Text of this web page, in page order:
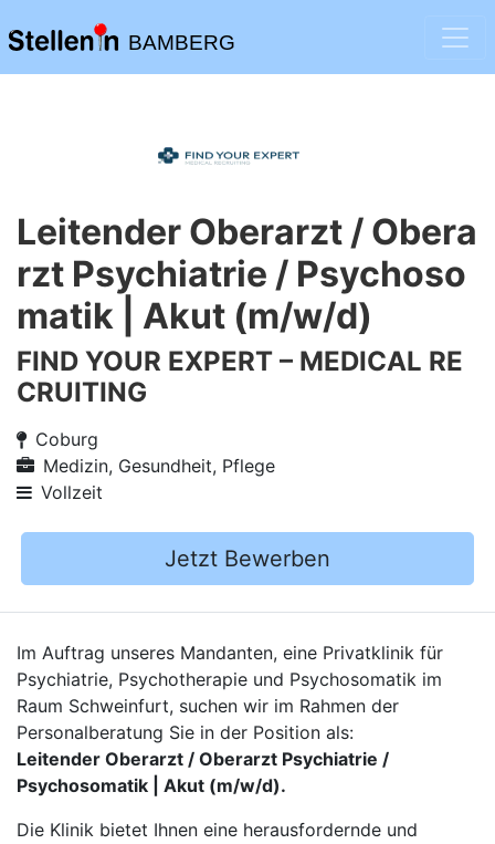
BAMBERG
Leitender Oberarzt / Obera
rzt Psychiatrie / Psychoso
matik | Akut (m/w/d)
FIND YOUR EXPERT – MEDICAL RE
CRUITING
Coburg
Medizin, Gesundheit, Pflege
Vollzeit
Jetzt Bewerben
Im Auftrag unseres Mandanten, eine Privatklinik für
Psychiatrie, Psychotherapie und Psychosomatik im
Raum Schweinfurt, suchen wir im Rahmen der
Personalberatung Sie in der Position als:
Leitender Oberarzt / Oberarzt Psychiatrie /
Psychosomatik | Akut (m/w/d).
Die Klinik bietet Ihnen eine herausfordernde und